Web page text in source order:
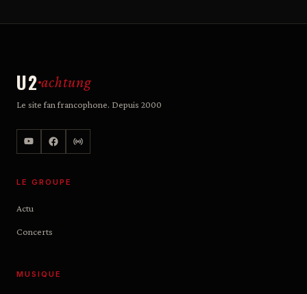
U2 achtung
Le site fan francophone. Depuis 2000
LE GROUPE
Actu
Concerts
MUSIQUE